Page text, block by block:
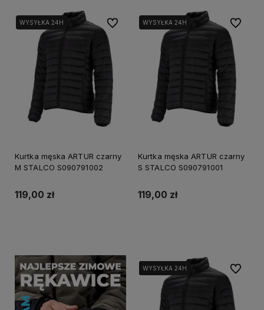
WYSYŁKA 24H
Kurtka męska ARTUR czarny
M STALCO S090791002
119,00 zł
Do ulubionychWYSYŁKA 24H
Kurtka męska ARTUR czarny
S STALCO S090791001
119,00 zł
Do
WYSYŁKA 24H
WYSYŁKA 24H
WYSYŁKA 24H Do